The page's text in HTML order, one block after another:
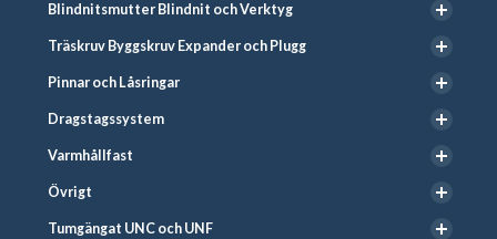
Blindnitsmutter Blindnit och Verktyg
Träskruv Byggskruv Expander och Plugg
Pinnar och Låsringar
Dragstagssystem
Varmhållfast
Övrigt
Tumgängat UNC och UNF